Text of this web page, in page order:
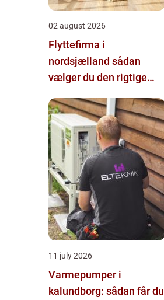
02 august 2026
Flyttefirma i
nordsjælland sådan
vælger du den rigtige
11 july 2026
Varmepumper i
kalundborg: sådan får du